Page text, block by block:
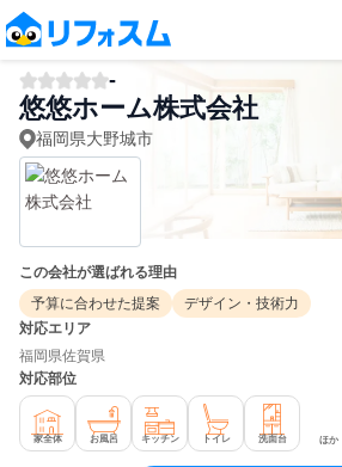
-
悠悠ホーム株式会社
福岡県大野城市
この会社が選ばれる理由
予算に合わせた提案
デザイン・技術力
対応エリア
福岡県佐賀県
対応部位
家全体 お風呂 キッチン トイレ 洗面台 ほか